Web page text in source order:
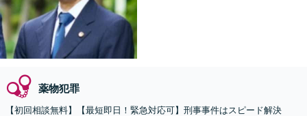
薬物犯罪
【初回相談無料】【最短即日！緊急対応可】刑事事件はスピード解決